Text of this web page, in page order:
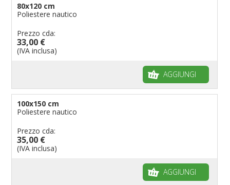
80x120 cm
Poliestere nautico
Prezzo cda:
33,00 €
(IVA inclusa)
AGGIUNGI
100x150 cm
Poliestere nautico
Prezzo cda:
35,00 €
(IVA inclusa)
AGGIUNGI